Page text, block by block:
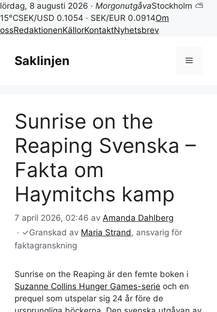
lördag, 8 augusti 2026 · MorgonutgåvaStockholm ⛅
15°CSEK/USD 0.1054 · SEK/EUR 0.0914Om
ossRedaktionenKällorKontaktNyhetsbrev
innehållSaklinjen Meny
Sunrise on the
Reaping Svenska –
Fakta om
Haymitchs kamp
7 april 2026, 02:46 av Amanda Dahlberg
· ✓Granskad av Maria Strand , ansvarig för
faktagranskning
Sunrise on the Reaping är den femte boken i
Suzanne Collins Hunger Games-serie och en
prequel som utspelar sig 24 år före de